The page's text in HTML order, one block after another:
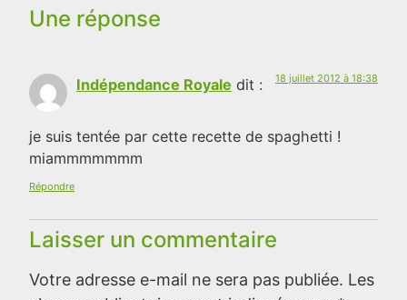
Une réponse
Indépendance Royale dit : 18 juillet 2012 à 18:38
je suis tentée par cette recette de spaghetti !
miammmmmmm
Répondre
Laisser un commentaire
Votre adresse e-mail ne sera pas publiée. Les